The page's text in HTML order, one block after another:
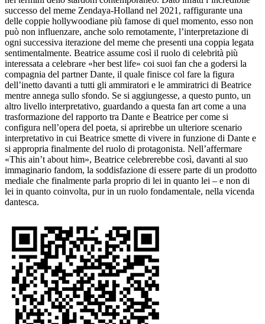
successo del meme Zendaya-Holland nel 2021, raffigurante una
delle coppie hollywoodiane più famose di quel momento, esso non
può non influenzare, anche solo remotamente, l’interpretazione di
ogni successiva iterazione del meme che presenti una coppia legata
sentimentalmente. Beatrice assume così il ruolo di celebrità più
interessata a celebrare «her best life» coi suoi fan che a godersi la
compagnia del partner Dante, il quale finisce col fare la figura
dell’inetto davanti a tutti gli ammiratori e le ammiratrici di Beatrice
mentre annega sullo sfondo. Se si aggiungesse, a questo punto, un
altro livello interpretativo, guardando a questa fan art come a una
trasformazione del rapporto tra Dante e Beatrice per come si
configura nell’opera del poeta, si aprirebbe un ulteriore scenario
interpretativo in cui Beatrice smette di vivere in funzione di Dante e
si appropria finalmente del ruolo di protagonista. Nell’affermare
«This ain’t about him», Beatrice celebrerebbe così, davanti al suo
immaginario fandom, la soddisfazione di essere parte di un prodotto
mediale che finalmente parla proprio di lei in quanto lei – e non di
lei in quanto coinvolta, pur in un ruolo fondamentale, nella vicenda
dantesca.